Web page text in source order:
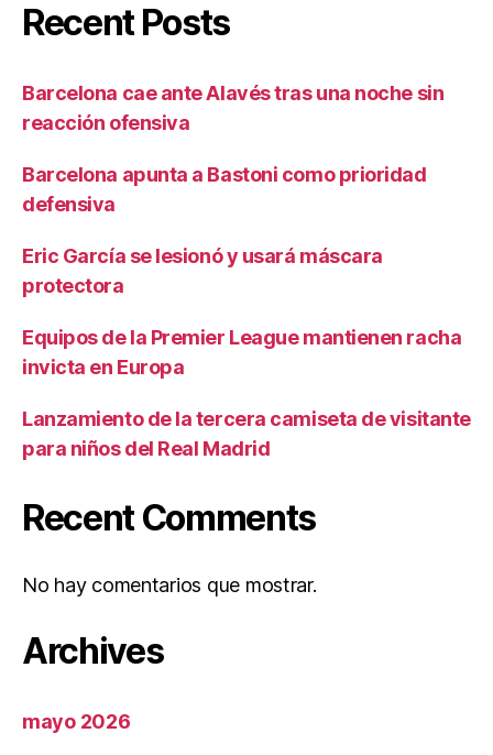
Recent Posts
Barcelona cae ante Alavés tras una noche sin
reacción ofensiva
Barcelona apunta a Bastoni como prioridad
defensiva
Eric García se lesionó y usará máscara
protectora
Equipos de la Premier League mantienen racha
invicta en Europa
Lanzamiento de la tercera camiseta de visitante
para niños del Real Madrid
Recent Comments
No hay comentarios que mostrar.
Archives
mayo 2026